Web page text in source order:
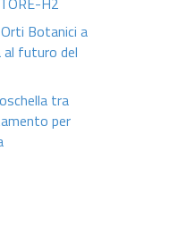
Botanici a
al futuro del
tra
per